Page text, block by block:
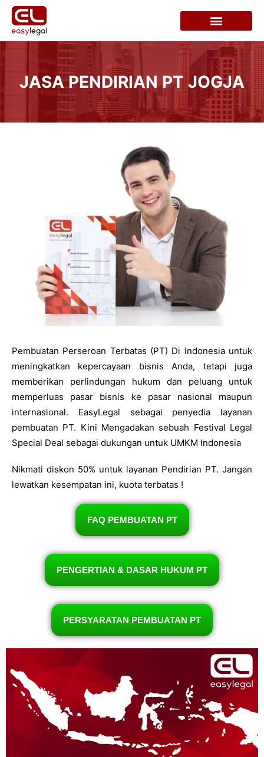
JASA PENDIRIAN PT JOGJA
Pembuatan Perseroan Terbatas (PT) Di Indonesia untuk
meningkatkan kepercayaan bisnis Anda, tetapi juga
memberikan perlindungan hukum dan peluang untuk
memperluas pasar bisnis ke pasar nasional maupun
internasional. EasyLegal sebagai penyedia layanan
pembuatan PT. Kini Mengadakan sebuah Festival Legal
Special Deal sebagai dukungan untuk UMKM Indonesia
Nikmati diskon 50% untuk layanan Pendirian PT. Jangan
lewatkan kesempatan ini, kuota terbatas !
FAQ PEMBUATAN PT
PENGERTIAN & DASAR HUKUM PT
PERSYARATAN PEMBUATAN PT